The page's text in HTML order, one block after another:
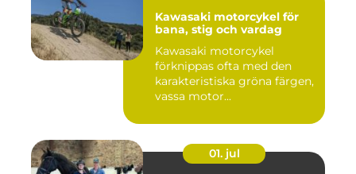
Kawasaki motorcykel för
bana, stig och vardag
Kawasaki motorcykel
förknippas ofta med den
karakteristiska gröna färgen,
vassa motor...
01. jul